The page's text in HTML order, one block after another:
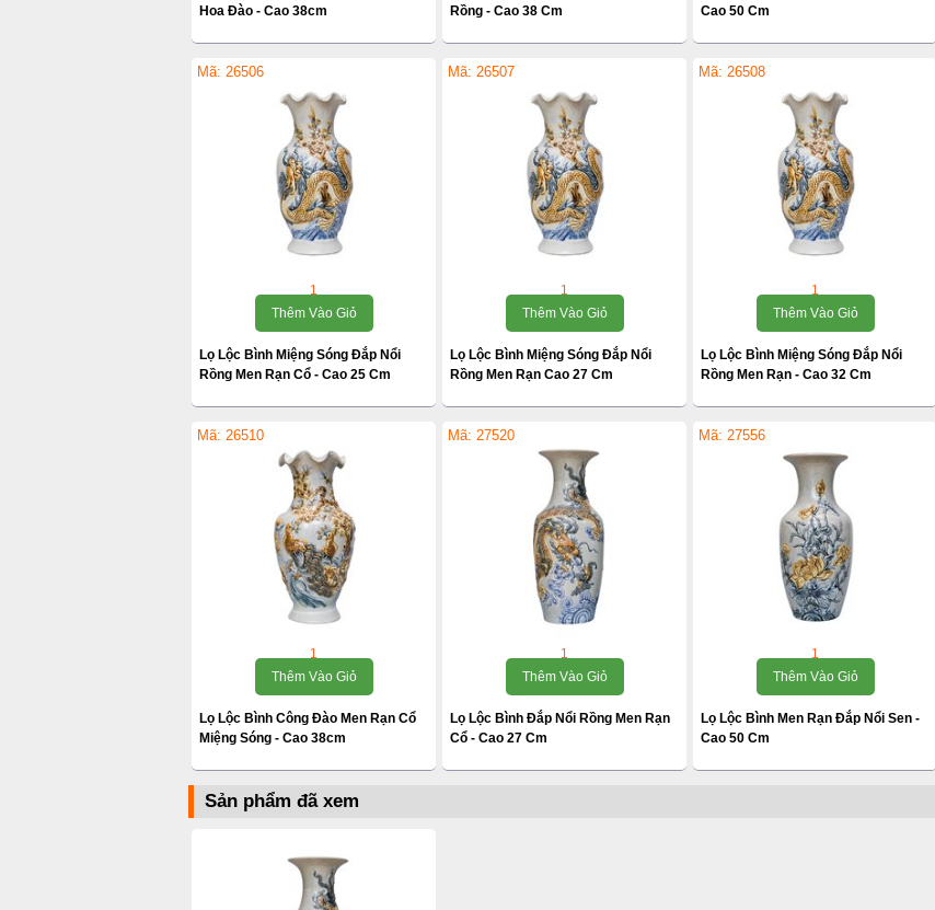
Hoa Đào - Cao 38cm
Rồng - Cao 38 Cm
Cao 50 Cm
Mã: 26506
1
Thêm Vào Giỏ
Lọ Lộc Bình Miệng Sóng Đắp Nổi
Rồng Men Rạn Cổ - Cao 25 Cm
Mã: 26507
1
Thêm Vào Giỏ
Lọ Lộc Bình Miệng Sóng Đắp Nổi
Rồng Men Rạn Cao 27 Cm
Mã: 26508
1
Thêm Vào Giỏ
Lọ Lộc Bình Miệng Sóng Đắp Nổi
Rồng Men Rạn - Cao 32 Cm
Mã: 26510
1
Thêm Vào Giỏ
Lọ Lộc Bình Công Đào Men Rạn Cổ
Miệng Sóng - Cao 38cm
Mã: 27520
1
Thêm Vào Giỏ
Lọ Lộc Bình Đắp Nổi Rồng Men Rạn
Cổ - Cao 27 Cm
Mã: 27556
1
Thêm Vào Giỏ
Lọ Lộc Bình Men Rạn Đắp Nổi Sen -
Cao 50 Cm
Sản phẩm đã xem